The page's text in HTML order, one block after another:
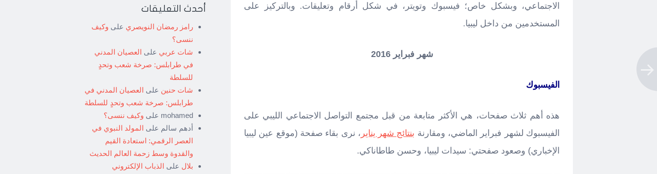
الاجتماعي، وبشكل خاص؛ فيسبوك وتويتر، في شكل أرقام وتعليقات. وبالتركيز على
المستخدمين من داخل ليبيا.
شهر فبراير 2016
الفيسبوك
هذه أهم ثلاث صفحات، هي الأكثر متابعة من قبل مجتمع التواصل الاجتماعي الليبي على
الفيسبوك لشهر فبراير الماضي، ومقارنة بنتائج شهر يناير ، نرى بقاء صفحة (موقع عين ليبيا
الإخباري) وصعود صفحتي: سيدات ليبيا، وحسن طاطاناكي.
أحدث التعليقات
رامز رمضان النويصري على وكيف
ننسى؟
شات عربي على العصيان المدني
في طرابلس: صرخة شعب وتحدٍ
للسلطة
شات حنين على العصيان المدني في
طرابلس: صرخة شعب وتحدٍ للسلطة
mohamed على وكيف ننسى؟
أدهم سالم على المولد النبوي في
العصر الرقمي: استعادة القيم
والقدوة وسط زحمة العالم الحديث
بلال على الذباب الإلكتروني